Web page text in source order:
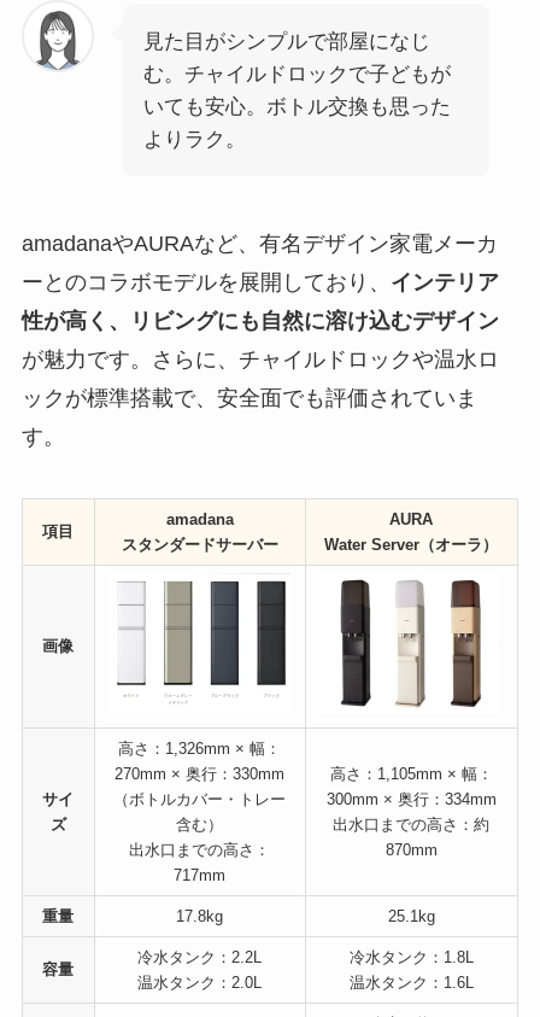
見た目がシンプルで部屋になじ
む。チャイルドロックで子どもが
いても安心。ボトル交換も思った
よりラク。
amadanaやAURAなど、有名デザイン家電メーカ
ーとのコラボモデルを展開しており、 インテリア
性が高く、リビングにも自然に溶け込むデザイン
が魅力です。さらに、チャイルドロックや温水ロ
ックが標準搭載で、安全面でも評価されていま
す。
項目
amadana
スタンダードサーバー
AURA
Water Server（オーラ）
画像
サイ
ズ
高さ：1,326mm × 幅：
270mm × 奥行：330mm
（ボトルカバー・トレー
含む）
出水口までの高さ：
717mm
高さ：1,105mm × 幅：
300mm × 奥行：334mm
出水口までの高さ：約
870mm
重量 17.8kg 25.1kg
容量
冷水タンク：2.2L
温水タンク：2.0L
冷水タンク：1.8L
温水タンク：1.6L